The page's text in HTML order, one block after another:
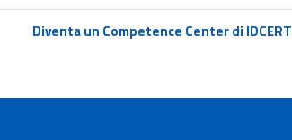
Diventa un Competence Center di IDCERT